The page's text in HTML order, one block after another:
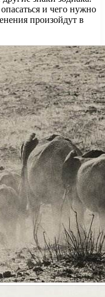
и чего нужно
произойдут в